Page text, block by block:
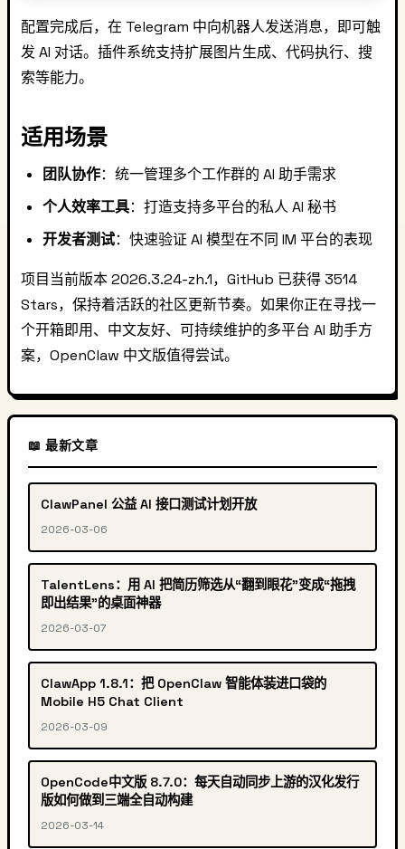
配置完成后，在 Telegram 中向机器人发送消息，即可触
发 AI 对话。插件系统支持扩展图片生成、代码执行、搜
索等能力。
适用场景
团队协作：统一管理多个工作群的 AI 助手需求
个人效率工具：打造支持多平台的私人 AI 秘书
开发者测试：快速验证 AI 模型在不同 IM 平台的表现
项目当前版本 2026.3.24-zh.1，GitHub 已获得 3514
Stars，保持着活跃的社区更新节奏。如果你正在寻找一
个开箱即用、中文友好、可持续维护的多平台 AI 助手方
案，OpenClaw 中文版值得尝试。
📖 最新文章
ClawPanel 公益 AI 接口测试计划开放
2026-03-06
TalentLens：用 AI 把简历筛选从“翻到眼花”变成“拖拽
即出结果”的桌面神器
2026-03-07
ClawApp 1.8.1：把 OpenClaw 智能体装进口袋的
Mobile H5 Chat Client
2026-03-09
OpenCode中文版 8.7.0：每天自动同步上游的汉化发行
版如何做到三端全自动构建
2026-03-14